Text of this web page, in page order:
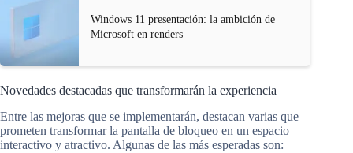
Windows 11 presentación: la ambición de
Microsoft en renders
Novedades destacadas que transformarán la experiencia
Entre las mejoras que se implementarán, destacan varias que
prometen transformar la pantalla de bloqueo en un espacio
interactivo y atractivo. Algunas de las más esperadas son: